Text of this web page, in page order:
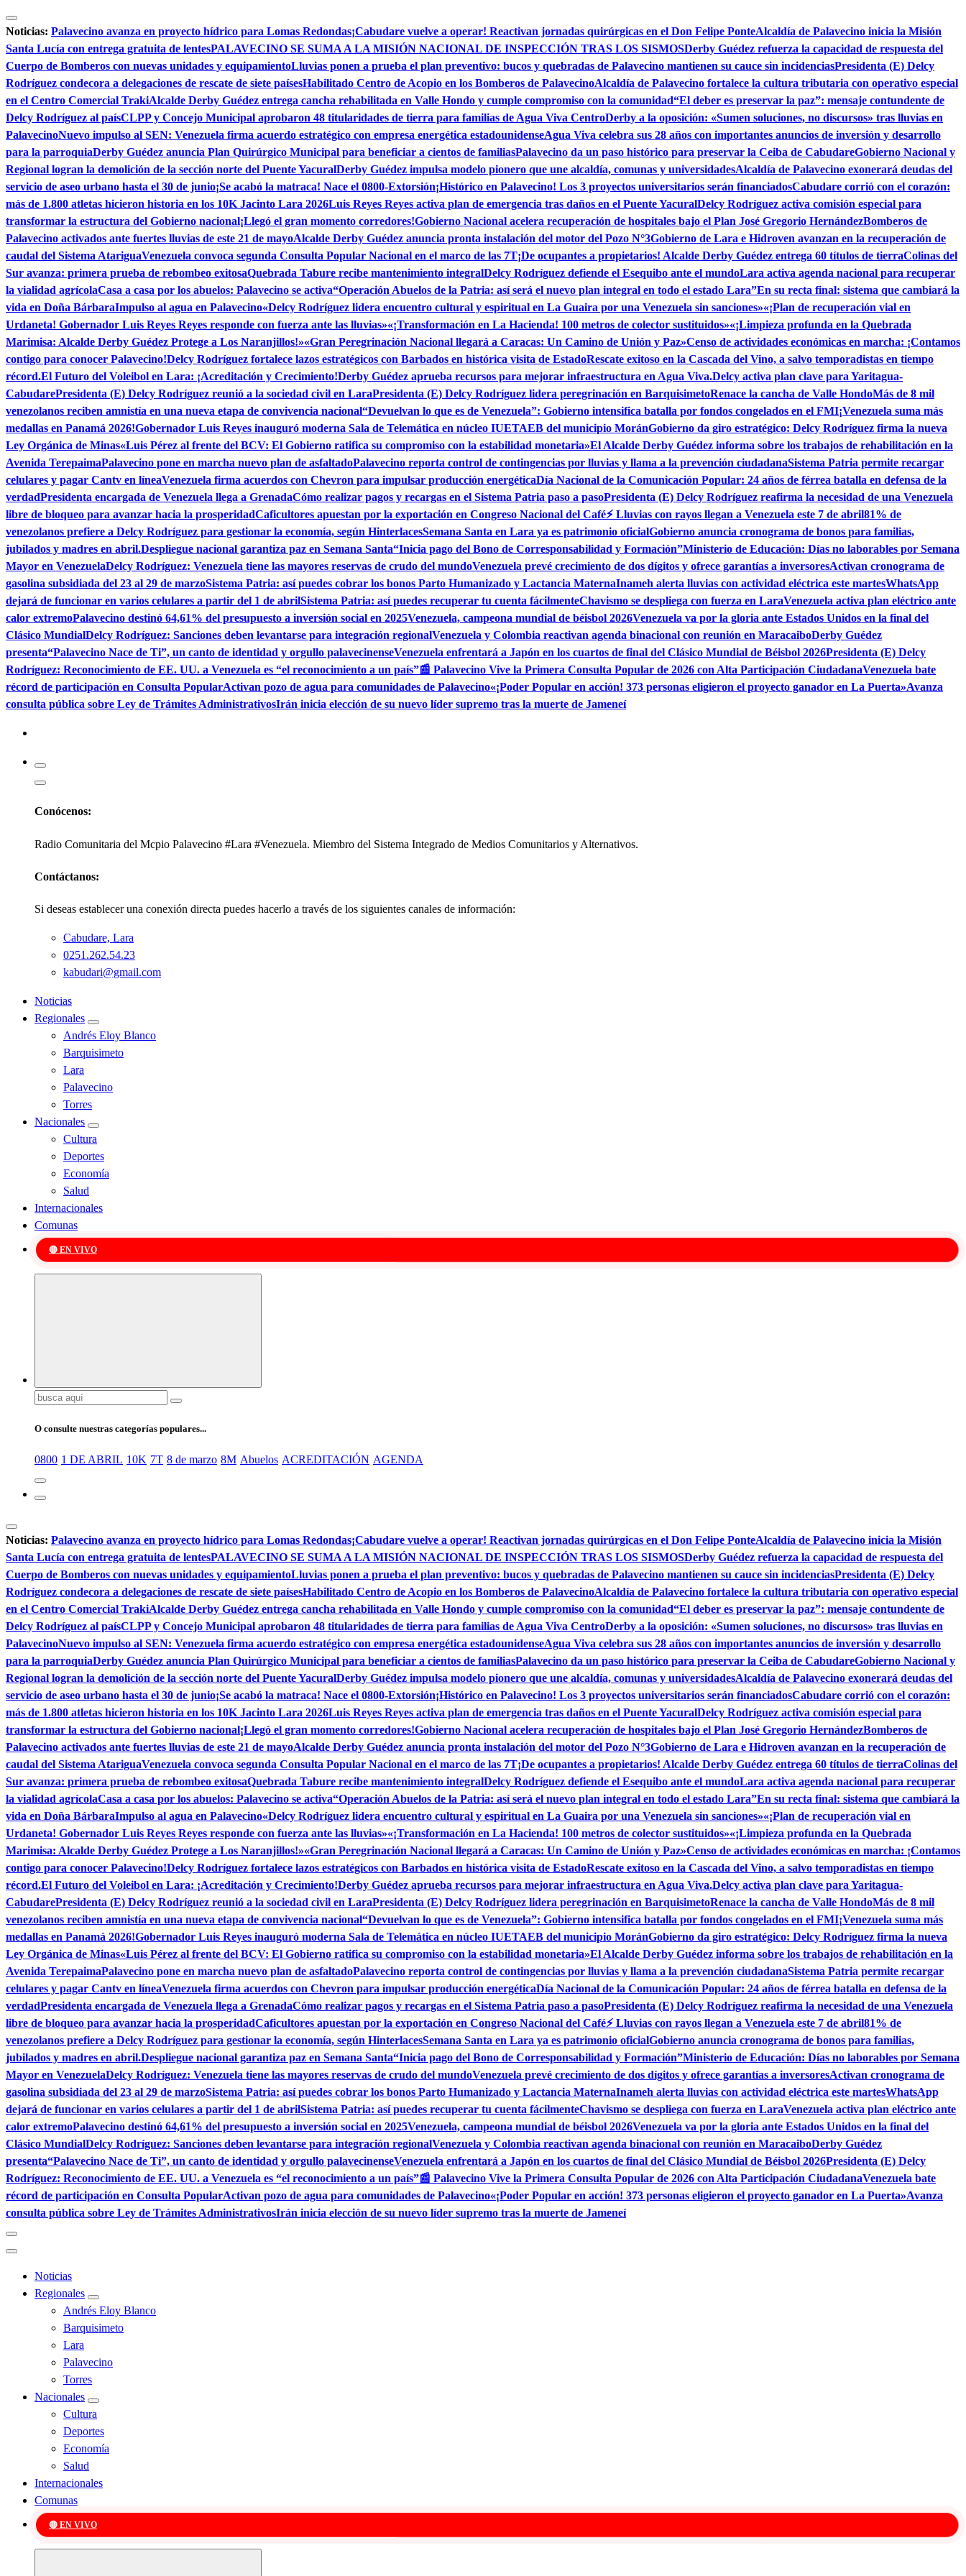
Saltar
al
contenido
Noticias: Palavecino avanza en proyecto hídrico para Lomas Redondas¡Cabudare vuelve a operar! Reactivan jornadas quirúrgicas en el Don Felipe PonteAlcaldía de Palavecino inicia la Misión
Santa Lucía con entrega gratuita de lentesPALAVECINO SE SUMA A LA MISIÓN NACIONAL DE INSPECCIÓN TRAS LOS SISMOSDerby Guédez refuerza la capacidad de respuesta del
Cuerpo de Bomberos con nuevas unidades y equipamientoLluvias ponen a prueba el plan preventivo: bucos y quebradas de Palavecino mantienen su cauce sin incidenciasPresidenta (E) Delcy
Rodríguez condecora a delegaciones de rescate de siete paísesHabilitado Centro de Acopio en los Bomberos de PalavecinoAlcaldía de Palavecino fortalece la cultura tributaria con operativo especial
en el Centro Comercial TrakiAlcalde Derby Guédez entrega cancha rehabilitada en Valle Hondo y cumple compromiso con la comunidad“El deber es preservar la paz”: mensaje contundente de
Delcy Rodríguez al paísCLPP y Concejo Municipal aprobaron 48 titularidades de tierra para familias de Agua Viva CentroDerby a la oposición: «Sumen soluciones, no discursos» tras lluvias en
PalavecinoNuevo impulso al SEN: Venezuela firma acuerdo estratégico con empresa energética estadounidenseAgua Viva celebra sus 28 años con importantes anuncios de inversión y desarrollo
para la parroquiaDerby Guédez anuncia Plan Quirúrgico Municipal para beneficiar a cientos de familiasPalavecino da un paso histórico para preservar la Ceiba de CabudareGobierno Nacional y
Regional logran la demolición de la sección norte del Puente YacuralDerby Guédez impulsa modelo pionero que une alcaldía, comunas y universidadesAlcaldía de Palavecino exonerará deudas del
servicio de aseo urbano hasta el 30 de junio¡Se acabó la matraca! Nace el 0800-Extorsión¡Histórico en Palavecino! Los 3 proyectos universitarios serán financiadosCabudare corrió con el corazón:
más de 1.800 atletas hicieron historia en los 10K Jacinto Lara 2026Luis Reyes Reyes activa plan de emergencia tras daños en el Puente YacuralDelcy Rodríguez activa comisión especial para
transformar la estructura del Gobierno nacional¡Llegó el gran momento corredores!Gobierno Nacional acelera recuperación de hospitales bajo el Plan José Gregorio HernándezBomberos de
Palavecino activados ante fuertes lluvias de este 21 de mayoAlcalde Derby Guédez anuncia pronta instalación del motor del Pozo N°3Gobierno de Lara e Hidroven avanzan en la recuperación de
caudal del Sistema AtariguaVenezuela convoca segunda Consulta Popular Nacional en el marco de las 7T¡De ocupantes a propietarios! Alcalde Derby Guédez entrega 60 títulos de tierraColinas del
Sur avanza: primera prueba de rebombeo exitosaQuebrada Tabure recibe mantenimiento integralDelcy Rodríguez defiende el Esequibo ante el mundoLara activa agenda nacional para recuperar
la vialidad agrícolaCasa a casa por los abuelos: Palavecino se activa“Operación Abuelos de la Patria: así será el nuevo plan integral en todo el estado Lara”En su recta final: sistema que cambiará la
vida en Doña BárbaraImpulso al agua en Palavecino«Delcy Rodríguez lidera encuentro cultural y espiritual en La Guaira por una Venezuela sin sanciones»«¡Plan de recuperación vial en
Urdaneta! Gobernador Luis Reyes Reyes responde con fuerza ante las lluvias»«¡Transformación en La Hacienda! 100 metros de colector sustituidos»«¡Limpieza profunda en la Quebrada
Marimisa: Alcalde Derby Guédez Protege a Los Naranjillos!»«Gran Peregrinación Nacional llegará a Caracas: Un Camino de Unión y Paz»Censo de actividades económicas en marcha: ¡Contamos
contigo para conocer Palavecino!Delcy Rodríguez fortalece lazos estratégicos con Barbados en histórica visita de EstadoRescate exitoso en la Cascada del Vino, a salvo temporadistas en tiempo
récord.El Futuro del Voleibol en Lara: ¡Acreditación y Crecimiento!Derby Guédez aprueba recursos para mejorar infraestructura en Agua Viva.Delcy activa plan clave para Yaritagua-
CabudarePresidenta (E) Delcy Rodríguez reunió a la sociedad civil en LaraPresidenta (E) Delcy Rodríguez lidera peregrinación en BarquisimetoRenace la cancha de Valle HondoMás de 8 mil
venezolanos reciben amnistía en una nueva etapa de convivencia nacional“Devuelvan lo que es de Venezuela”: Gobierno intensifica batalla por fondos congelados en el FMI¡Venezuela suma más
medallas en Panamá 2026!Gobernador Luis Reyes inauguró moderna Sala de Telemática en núcleo IUETAEB del municipio MoránGobierno da giro estratégico: Delcy Rodríguez firma la nueva
Ley Orgánica de Minas«Luis Pérez al frente del BCV: El Gobierno ratifica su compromiso con la estabilidad monetaria»El Alcalde Derby Guédez informa sobre los trabajos de rehabilitación en la
Avenida TerepaimaPalavecino pone en marcha nuevo plan de asfaltadoPalavecino reporta control de contingencias por lluvias y llama a la prevención ciudadanaSistema Patria permite recargar
celulares y pagar Cantv en líneaVenezuela firma acuerdos con Chevron para impulsar producción energéticaDía Nacional de la Comunicación Popular: 24 años de férrea batalla en defensa de la
verdadPresidenta encargada de Venezuela llega a GrenadaCómo realizar pagos y recargas en el Sistema Patria paso a pasoPresidenta (E) Delcy Rodríguez reafirma la necesidad de una Venezuela
libre de bloqueo para avanzar hacia la prosperidadCaficultores apuestan por la exportación en Congreso Nacional del Café⚡ Lluvias con rayos llegan a Venezuela este 7 de abril81% de
venezolanos prefiere a Delcy Rodríguez para gestionar la economía, según HinterlacesSemana Santa en Lara ya es patrimonio oficialGobierno anuncia cronograma de bonos para familias,
jubilados y madres en abril.Despliegue nacional garantiza paz en Semana Santa“Inicia pago del Bono de Corresponsabilidad y Formación”Ministerio de Educación: Días no laborables por Semana
Mayor en VenezuelaDelcy Rodríguez: Venezuela tiene las mayores reservas de crudo del mundoVenezuela prevé crecimiento de dos dígitos y ofrece garantías a inversoresActivan cronograma de
gasolina subsidiada del 23 al 29 de marzoSistema Patria: así puedes cobrar los bonos Parto Humanizado y Lactancia MaternaInameh alerta lluvias con actividad eléctrica este martesWhatsApp
dejará de funcionar en varios celulares a partir del 1 de abrilSistema Patria: así puedes recuperar tu cuenta fácilmenteChavismo se despliega con fuerza en LaraVenezuela activa plan eléctrico ante
calor extremoPalavecino destinó 64,61% del presupuesto a inversión social en 2025Venezuela, campeona mundial de béisbol 2026Venezuela va por la gloria ante Estados Unidos en la final del
Clásico MundialDelcy Rodríguez: Sanciones deben levantarse para integración regionalVenezuela y Colombia reactivan agenda binacional con reunión en MaracaiboDerby Guédez
presenta“Palavecino Nace de Ti”, un canto de identidad y orgullo palavecinenseVenezuela enfrentará a Japón en los cuartos de final del Clásico Mundial de Béisbol 2026Presidenta (E) Delcy
Rodríguez: Reconocimiento de EE. UU. a Venezuela es “el reconocimiento a un país”📰 Palavecino Vive la Primera Consulta Popular de 2026 con Alta Participación CiudadanaVenezuela bate
récord de participación en Consulta PopularActivan pozo de agua para comunidades de Palavecino«¡Poder Popular en acción! 373 personas eligieron el proyecto ganador en La Puerta»Avanza
consulta pública sobre Ley de Trámites AdministrativosIrán inicia elección de su nuevo líder supremo tras la muerte de Jameneí
Kabudari
Conócenos:
Radio Comunitaria del Mcpio Palavecino #Lara #Venezuela. Miembro del Sistema Integrado de Medios Comunitarios y Alternativos.
Contáctanos:
Si deseas establecer una conexión directa puedes hacerlo a través de los siguientes canales de información:
Cabudare, Lara
0251.262.54.23
kabudari@gmail.com
Noticias
Regionales
Andrés Eloy Blanco
Barquisimeto
Lara
Palavecino
Torres
Nacionales
Cultura
Deportes
Economía
Salud
Internacionales
Comunas
🔴 EN VIVO
Buscar:
O consulte nuestras categorías populares...
0800 1 DE ABRIL 10K 7T 8 de marzo 8M Abuelos ACREDITACIÓN AGENDA
Noticias: Palavecino avanza en proyecto hídrico para Lomas Redondas¡Cabudare vuelve a operar! Reactivan jornadas quirúrgicas en el Don Felipe PonteAlcaldía de Palavecino inicia la Misión
Santa Lucía con entrega gratuita de lentesPALAVECINO SE SUMA A LA MISIÓN NACIONAL DE INSPECCIÓN TRAS LOS SISMOSDerby Guédez refuerza la capacidad de respuesta del
Cuerpo de Bomberos con nuevas unidades y equipamientoLluvias ponen a prueba el plan preventivo: bucos y quebradas de Palavecino mantienen su cauce sin incidenciasPresidenta (E) Delcy
Rodríguez condecora a delegaciones de rescate de siete paísesHabilitado Centro de Acopio en los Bomberos de PalavecinoAlcaldía de Palavecino fortalece la cultura tributaria con operativo especial
en el Centro Comercial TrakiAlcalde Derby Guédez entrega cancha rehabilitada en Valle Hondo y cumple compromiso con la comunidad“El deber es preservar la paz”: mensaje contundente de
Delcy Rodríguez al paísCLPP y Concejo Municipal aprobaron 48 titularidades de tierra para familias de Agua Viva CentroDerby a la oposición: «Sumen soluciones, no discursos» tras lluvias en
PalavecinoNuevo impulso al SEN: Venezuela firma acuerdo estratégico con empresa energética estadounidenseAgua Viva celebra sus 28 años con importantes anuncios de inversión y desarrollo
para la parroquiaDerby Guédez anuncia Plan Quirúrgico Municipal para beneficiar a cientos de familiasPalavecino da un paso histórico para preservar la Ceiba de CabudareGobierno Nacional y
Regional logran la demolición de la sección norte del Puente YacuralDerby Guédez impulsa modelo pionero que une alcaldía, comunas y universidadesAlcaldía de Palavecino exonerará deudas del
servicio de aseo urbano hasta el 30 de junio¡Se acabó la matraca! Nace el 0800-Extorsión¡Histórico en Palavecino! Los 3 proyectos universitarios serán financiadosCabudare corrió con el corazón:
más de 1.800 atletas hicieron historia en los 10K Jacinto Lara 2026Luis Reyes Reyes activa plan de emergencia tras daños en el Puente YacuralDelcy Rodríguez activa comisión especial para
transformar la estructura del Gobierno nacional¡Llegó el gran momento corredores!Gobierno Nacional acelera recuperación de hospitales bajo el Plan José Gregorio HernándezBomberos de
Palavecino activados ante fuertes lluvias de este 21 de mayoAlcalde Derby Guédez anuncia pronta instalación del motor del Pozo N°3Gobierno de Lara e Hidroven avanzan en la recuperación de
caudal del Sistema AtariguaVenezuela convoca segunda Consulta Popular Nacional en el marco de las 7T¡De ocupantes a propietarios! Alcalde Derby Guédez entrega 60 títulos de tierraColinas del
Sur avanza: primera prueba de rebombeo exitosaQuebrada Tabure recibe mantenimiento integralDelcy Rodríguez defiende el Esequibo ante el mundoLara activa agenda nacional para recuperar
la vialidad agrícolaCasa a casa por los abuelos: Palavecino se activa“Operación Abuelos de la Patria: así será el nuevo plan integral en todo el estado Lara”En su recta final: sistema que cambiará la
vida en Doña BárbaraImpulso al agua en Palavecino«Delcy Rodríguez lidera encuentro cultural y espiritual en La Guaira por una Venezuela sin sanciones»«¡Plan de recuperación vial en
Urdaneta! Gobernador Luis Reyes Reyes responde con fuerza ante las lluvias»«¡Transformación en La Hacienda! 100 metros de colector sustituidos»«¡Limpieza profunda en la Quebrada
Marimisa: Alcalde Derby Guédez Protege a Los Naranjillos!»«Gran Peregrinación Nacional llegará a Caracas: Un Camino de Unión y Paz»Censo de actividades económicas en marcha: ¡Contamos
contigo para conocer Palavecino!Delcy Rodríguez fortalece lazos estratégicos con Barbados en histórica visita de EstadoRescate exitoso en la Cascada del Vino, a salvo temporadistas en tiempo
récord.El Futuro del Voleibol en Lara: ¡Acreditación y Crecimiento!Derby Guédez aprueba recursos para mejorar infraestructura en Agua Viva.Delcy activa plan clave para Yaritagua-
CabudarePresidenta (E) Delcy Rodríguez reunió a la sociedad civil en LaraPresidenta (E) Delcy Rodríguez lidera peregrinación en BarquisimetoRenace la cancha de Valle HondoMás de 8 mil
venezolanos reciben amnistía en una nueva etapa de convivencia nacional“Devuelvan lo que es de Venezuela”: Gobierno intensifica batalla por fondos congelados en el FMI¡Venezuela suma más
medallas en Panamá 2026!Gobernador Luis Reyes inauguró moderna Sala de Telemática en núcleo IUETAEB del municipio MoránGobierno da giro estratégico: Delcy Rodríguez firma la nueva
Ley Orgánica de Minas«Luis Pérez al frente del BCV: El Gobierno ratifica su compromiso con la estabilidad monetaria»El Alcalde Derby Guédez informa sobre los trabajos de rehabilitación en la
Avenida TerepaimaPalavecino pone en marcha nuevo plan de asfaltadoPalavecino reporta control de contingencias por lluvias y llama a la prevención ciudadanaSistema Patria permite recargar
celulares y pagar Cantv en líneaVenezuela firma acuerdos con Chevron para impulsar producción energéticaDía Nacional de la Comunicación Popular: 24 años de férrea batalla en defensa de la
verdadPresidenta encargada de Venezuela llega a GrenadaCómo realizar pagos y recargas en el Sistema Patria paso a pasoPresidenta (E) Delcy Rodríguez reafirma la necesidad de una Venezuela
libre de bloqueo para avanzar hacia la prosperidadCaficultores apuestan por la exportación en Congreso Nacional del Café⚡ Lluvias con rayos llegan a Venezuela este 7 de abril81% de
venezolanos prefiere a Delcy Rodríguez para gestionar la economía, según HinterlacesSemana Santa en Lara ya es patrimonio oficialGobierno anuncia cronograma de bonos para familias,
jubilados y madres en abril.Despliegue nacional garantiza paz en Semana Santa“Inicia pago del Bono de Corresponsabilidad y Formación”Ministerio de Educación: Días no laborables por Semana
Mayor en VenezuelaDelcy Rodríguez: Venezuela tiene las mayores reservas de crudo del mundoVenezuela prevé crecimiento de dos dígitos y ofrece garantías a inversoresActivan cronograma de
gasolina subsidiada del 23 al 29 de marzoSistema Patria: así puedes cobrar los bonos Parto Humanizado y Lactancia MaternaInameh alerta lluvias con actividad eléctrica este martesWhatsApp
dejará de funcionar en varios celulares a partir del 1 de abrilSistema Patria: así puedes recuperar tu cuenta fácilmenteChavismo se despliega con fuerza en LaraVenezuela activa plan eléctrico ante
calor extremoPalavecino destinó 64,61% del presupuesto a inversión social en 2025Venezuela, campeona mundial de béisbol 2026Venezuela va por la gloria ante Estados Unidos en la final del
Clásico MundialDelcy Rodríguez: Sanciones deben levantarse para integración regionalVenezuela y Colombia reactivan agenda binacional con reunión en MaracaiboDerby Guédez
presenta“Palavecino Nace de Ti”, un canto de identidad y orgullo palavecinenseVenezuela enfrentará a Japón en los cuartos de final del Clásico Mundial de Béisbol 2026Presidenta (E) Delcy
Rodríguez: Reconocimiento de EE. UU. a Venezuela es “el reconocimiento a un país”📰 Palavecino Vive la Primera Consulta Popular de 2026 con Alta Participación CiudadanaVenezuela bate
récord de participación en Consulta PopularActivan pozo de agua para comunidades de Palavecino«¡Poder Popular en acción! 373 personas eligieron el proyecto ganador en La Puerta»Avanza
consulta pública sobre Ley de Trámites AdministrativosIrán inicia elección de su nuevo líder supremo tras la muerte de Jameneí
Noticias
Regionales
Andrés Eloy Blanco
Barquisimeto
Lara
Palavecino
Torres
Nacionales
Cultura
Deportes
Economía
Salud
Internacionales
Comunas
🔴 EN VIVO